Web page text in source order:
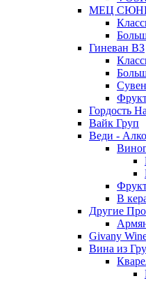
МЕЦ
Гиневан ВЗ
Гордость
Вайк Груп
Веди -
В
Другие
Givany
Вина из